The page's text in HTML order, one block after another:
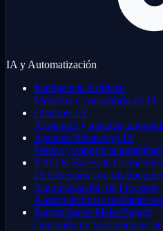
IA y Automatización
Inteligencia Artificial
Modelos y consultoría de IA
Chatbots IA
Asistentes y agentes
Agentes WhatsApp IA
Ventas y soporte
RAG & Bases de
IA entrenada con tus
Automatización de Procesos
Ahorro de horas mediante
Integraciones Make/Zapier
Conexión de herramientas